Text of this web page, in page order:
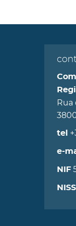
Rua
tel
e-
NIF
NISS